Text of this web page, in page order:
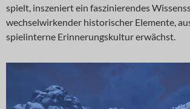
spielt, inszeniert ein faszinierendes
wechselwirkender historischer Elemente,
spielinterne Erinnerungskultur erwächst.